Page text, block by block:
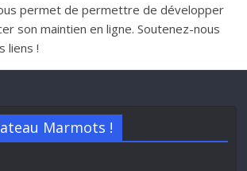
permet de permettre de développer
son maintien en ligne. Soutenez-nous
liens !
Marmots !